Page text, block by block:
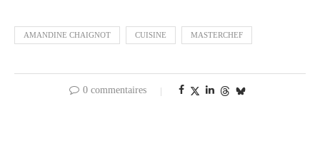
AMANDINE CHAIGNOT CUISINE MASTERCHEF
0 commentaires